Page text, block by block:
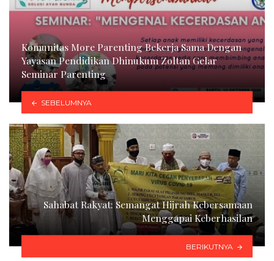
Komunitas More Parenting Bekerja Sama Dengan
Yayasan Pendidikan Dhinukum Zoltan Gelar
Seminar Parenting
SEBELUMNYA
Sahabat Rakyat: Semangat Hijrah Kebersamaan
Menggapai Keberhasilan
BERIKUTNYA